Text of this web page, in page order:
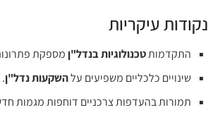
נקודות עיקריות
התקדמותטכנולוגיות בנדל"ןמספקת
שינויים כלכליים משפיעים עלהשקעות נדל"ן.
תמורות בהעדפות צרכניים דוחפות מגמות